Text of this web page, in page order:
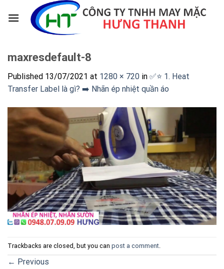
maxresdefault-8
Published 13/07/2021 at 1280 × 720 in ✅⭐️ 1. Heat
Transfer Label là gì? ➡️ Nhãn ép nhiệt quần áo
Trackbacks are closed, but you can post a comment
← Previous